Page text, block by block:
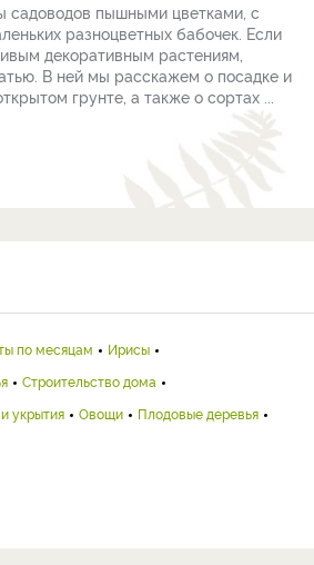
садоводов пышными цветками, с
разноцветных бабочек. Если
декоративным растениям,
В ней мы расскажем о посадке и
грунте, а также о сортах ...
по месяцам
Ирисы
Строительство дома
укрытия Овощи
Плодовые деревья